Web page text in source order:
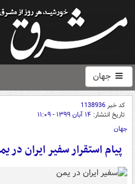
جهان
کد خبر1138936
تاریخ انتشار: ۱۴ آبان ۱۳۹۹ - ۱۱:۰۹
جهان
پیام استقرار سفیر ایران